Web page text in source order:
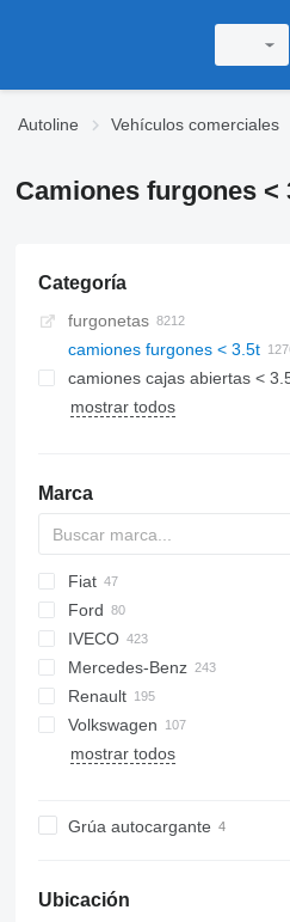
Autoline Vehículos comerciales
Camiones furgones <
Categoría
furgonetas
camiones furgones < 3.5t
camiones cajas abiertas <
mostrar todos
Marca
Berlingo
Jumper
Jumpy
Hijet
Fiat
Doblo
Ducato
Panda
Ford
E-Transit
E-series
L-series
Ranger
Transit
G-series
HD-series
IVECO
Daily
D-Max
ELF
Forward
TGE
eDeliver
Mercedes-Benz
Actros
Antos
Citan
Canter
Canter
Atleon
Cabstar
NT
Blitz
Combo
Movano
Boxer
Partner
Porter
Renault
Kangoo
Mascott
Trafic
Dyna
Land Cruiser
Volkswagen
Caddy
Transporter
FH
mostrar todos
Grúa autocargante
Ubicación